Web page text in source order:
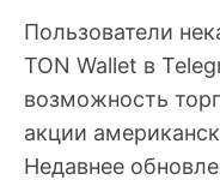
Пользователи
TON Wallet в
возможность
акции
Недавнее